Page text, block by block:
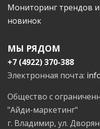
Мониторинг трендов и
новинок
МЫ РЯДОМ
+7 (4922) 370-388
Электронная почта:
Общество с
"Айди-маркетинг"
г. Владимир, ул.